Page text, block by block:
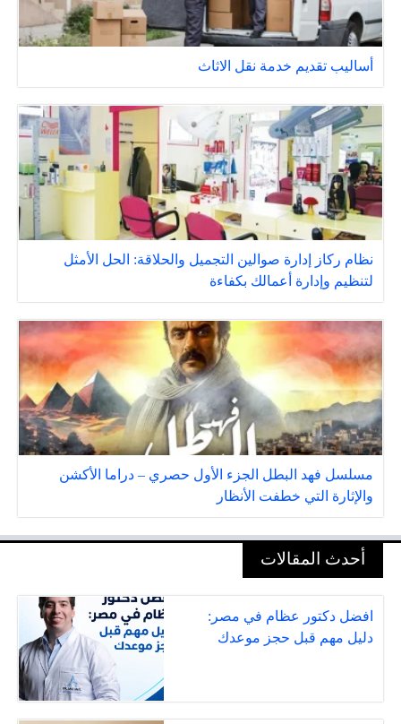
أساليب تقديم خدمة نقل الاثاث
نظام ركاز إدارة صوالين التجميل والحلاقة: الحل الأمثل
لتنظيم وإدارة أعمالك بكفاءة
مسلسل فهد البطل الجزء الأول حصري – دراما الأكشن
والإثارة التي خطفت الأنظار
أحدث المقالات
افضل دكتور عظام في مصر:
دليل مهم قبل حجز موعدك